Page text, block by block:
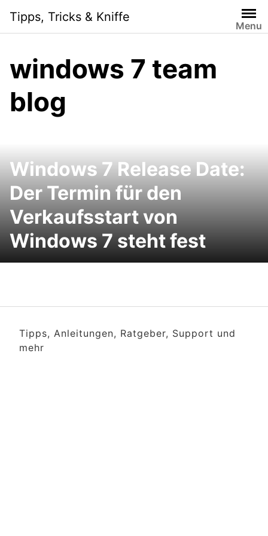
content
Tipps, Tricks & Kniffe
Menu
windows 7 team
blog
Windows 7 Release Date:
Der Termin für den
Verkaufsstart von
Windows 7 steht fest
Tipps, Anleitungen, Ratgeber, Support und
mehr